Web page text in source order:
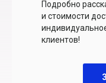
Подробно
и стоимости
клиентов!